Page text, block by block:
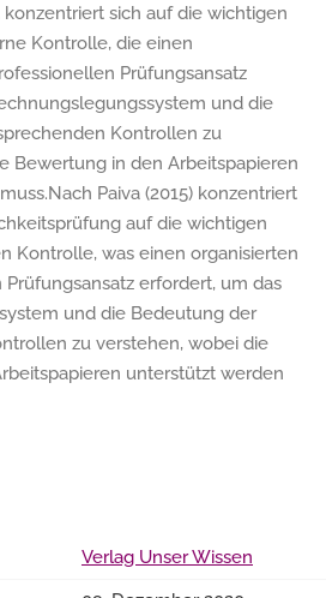
sich auf die wichtigen
Kontrolle, die einen
Prüfungsansatz
und die
Kontrollen zu
Bewertung in den Arbeitspapieren
Paiva (2015) konzentriert
auf die wichtigen
Kontrolle, was einen organisierten
erfordert, um das
und die Bedeutung der
zu verstehen, wobei die
unterstützt werden
Verlag Unser Wissen